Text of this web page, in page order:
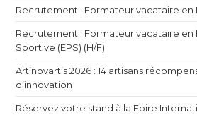
Recrutement : Formateur vacataire en
Recrutement : Formateur vacataire en
Sportive (EPS) (H/F)
Artinovart’s 2026 : 14 artisans
d’innovation
Réservez votre stand à la Foire